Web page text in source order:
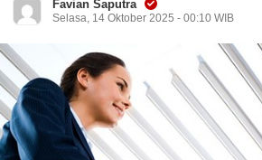
Favian Saputra
Selasa, 14 Oktober 2025 - 00:10 WIB